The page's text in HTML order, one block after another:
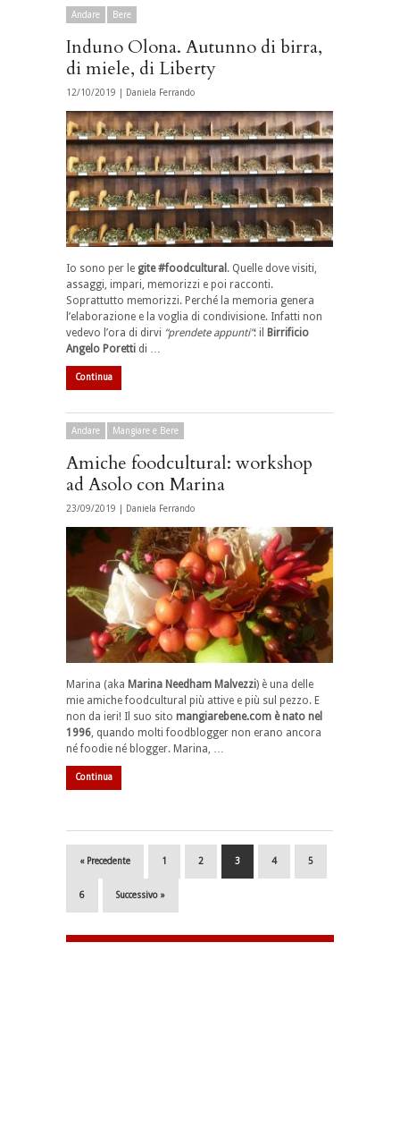
Andare Bere
Induno Olona. Autunno di birra,
di miele, di Liberty
12/10/2019 | Daniela Ferrando
Io sono per le gite #foodcultural . Quelle dove visiti,
assaggi, impari, memorizzi e poi racconti.
Soprattutto memorizzi. Perché la memoria genera
l’elaborazione e la voglia di condivisione. Infatti non
vedevo l’ora di dirvi “prendete appunti”: il
Birrificio
Angelo Poretti di …
Continua
Andare Mangiare e Bere
Amiche foodcultural: workshop
ad Asolo con Marina
23/09/2019 | Daniela Ferrando
Marina (aka Marina Needham Malvezzi) è una delle
mie amiche foodcultural più attive e più sul pezzo. E
non da ieri! Il suo sito mangiarebene.com è nato nel
1996, quando molti foodblogger non erano ancora
né foodie né blogger. Marina, …
Continua
« Precedente 1 2 3 4 5
6 Successivo »